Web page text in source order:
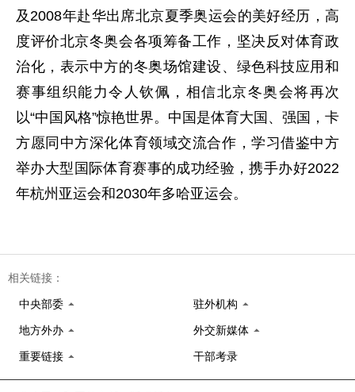
及2008年赴华出席北京夏季奥运会的美好经历，高
度评价北京冬奥会各项筹备工作，坚决反对体育政
治化，表示中方的冬奥场馆建设、绿色科技应用和
赛事组织能力令人钦佩，相信北京冬奥会将再次
以“中国风格”惊艳世界。中国是体育大国、强国，卡
方愿同中方深化体育领域交流合作，学习借鉴中方
举办大型国际体育赛事的成功经验，携手办好2022
年杭州亚运会和2030年多哈亚运会。
相关链接：
中央部委 驻外机构
地方外办 外交新媒体
重要链接 干部考录